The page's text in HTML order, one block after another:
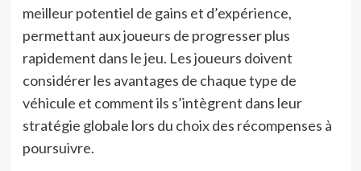
meilleur potentiel de gains et d’expérience,
permettant aux joueurs de progresser plus
rapidement dans le jeu. Les joueurs doivent
considérer les avantages de chaque type de
véhicule et comment ils s’intègrent dans leur
stratégie globale lors du choix des récompenses à
poursuivre.